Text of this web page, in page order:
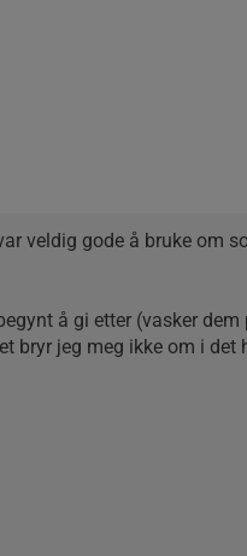
veldig gode å bruke om
å gi etter (vasker dem
bryr jeg meg ikke om i det